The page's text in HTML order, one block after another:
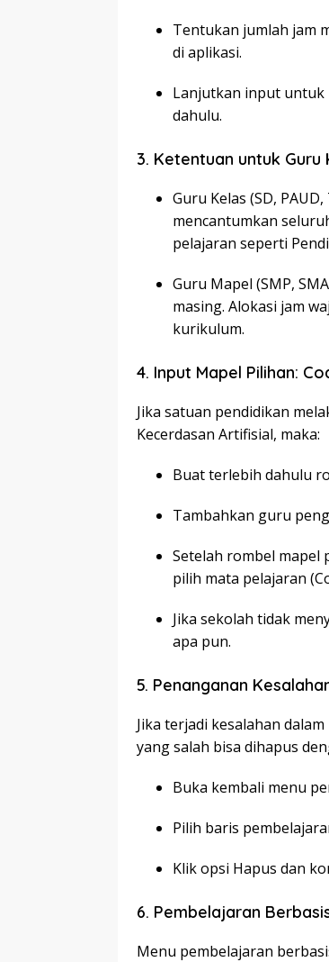
Tentukan jumlah jam
di aplikasi.
Lanjutkan input untuk
dahulu.
3. Ketentuan untuk Guru
Guru Kelas (SD,
mencantumkan
pelajaran seperti
Guru Mapel (SMP,
masing. Alokasi jam
kurikulum.
4. Input Mapel Pilihan:
Jika satuan pendidikan
Kecerdasan Artifisial, maka:
Buat terlebih dahulu
Tambahkan guru
Setelah rombel mapel
pilih mata pelajaran
Jika sekolah tidak
apa pun.
5. Penanganan
Jika terjadi kesalahan
yang salah bisa dihapus
Buka kembali menu
Pilih baris
Klik opsi Hapus dan
6. Pembelajaran
Menu pembelajaran